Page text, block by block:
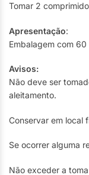
Tomar 2
Apresentação:
Embalagem com
Avisos:
Não deve ser
aleitamento.
Conservar em local
Se ocorrer alguma
Não exceder a